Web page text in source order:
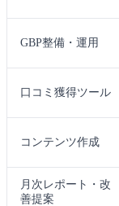
GBP整備・運用
口コミ獲得ツール
コンテンツ作成
月次レポート・改
善提案